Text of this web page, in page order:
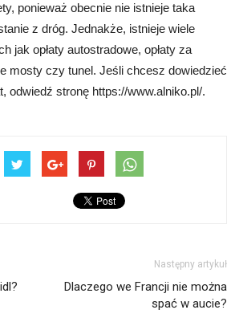
ponieważ obecnie nie istnieje taka
z dróg. Jednakże, istnieje wiele
jak opłaty autostradowe, opłaty za
mosty czy tunel. Jeśli chcesz dowiedzieć
odwiedź stronę https://www.alniko.pl/.
Następny artykuł
Dlaczego we Francji nie można
spać w aucie?